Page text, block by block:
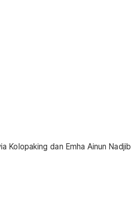
Kolopaking dan Emha Ainun Nadjib